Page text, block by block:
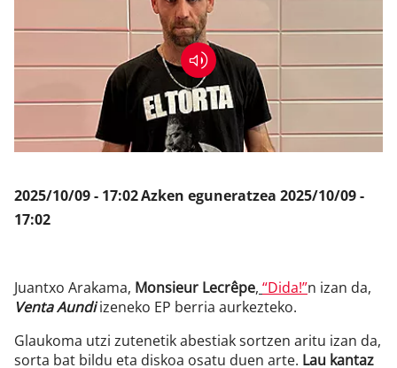
Klisk
2025/10/09 - 17:02Azken eguneratzea 2025/10/09 -
17:02
Juantxo Arakama, Monsieur Lecrêpe, “Dida!”n izan da,
Venta Aundiizeneko EP berria aurkezteko.
Glaukoma utzi zutenetik abestiak sortzen aritu izan da,
sorta bat bildu eta diskoa osatu duen arte. Lau kantaz